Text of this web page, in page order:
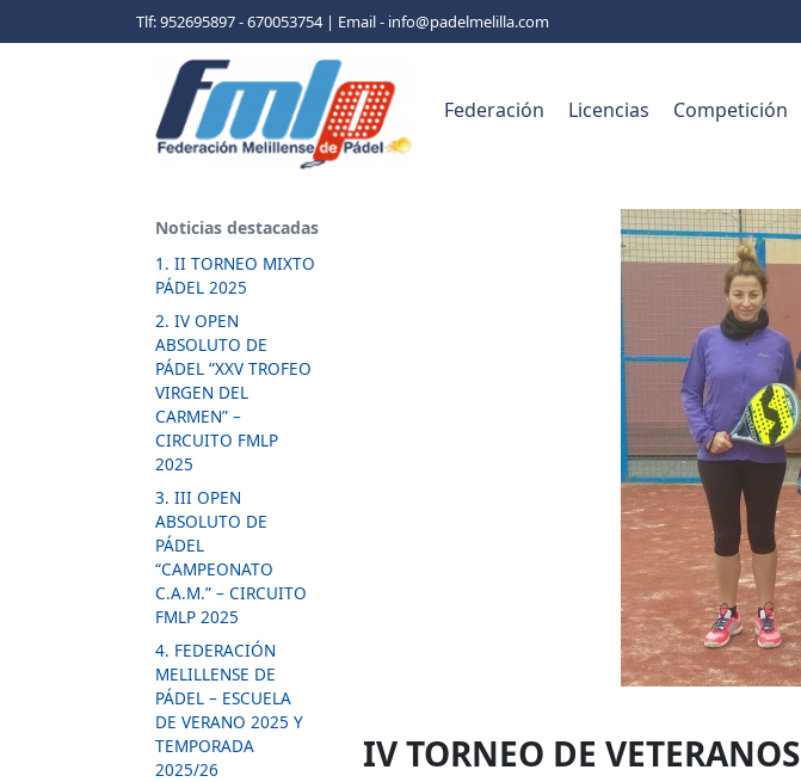
Tlf: 952695897 - 670053754 | Email - info@padelmelilla.com
Federación Licencias Competición
Noticias destacadas
1. II TORNEO MIXTO
PÁDEL 2025
2. IV OPEN
ABSOLUTO DE
PÁDEL “XXV TROFEO
VIRGEN DEL
CARMEN” –
CIRCUITO FMLP
2025
3. III OPEN
ABSOLUTO DE
PÁDEL
“CAMPEONATO
C.A.M.” – CIRCUITO
FMLP 2025
4. FEDERACIÓN
MELILLENSE DE
PÁDEL – ESCUELA
DE VERANO 2025 Y
TEMPORADA
2025/26
IV TORNEO DE VETERANOS